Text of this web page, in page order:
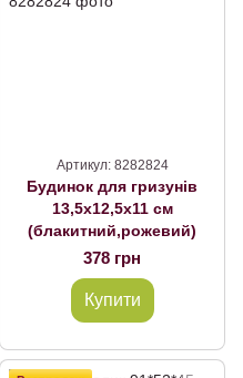
Артикул: 8282824
Будинок для гризунів
13,5х12,5х11 см
(блакитний,рожевий)
378 грн
Купити